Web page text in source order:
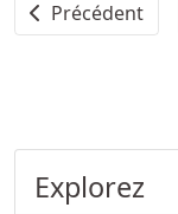
Article
Précédent
Explorez